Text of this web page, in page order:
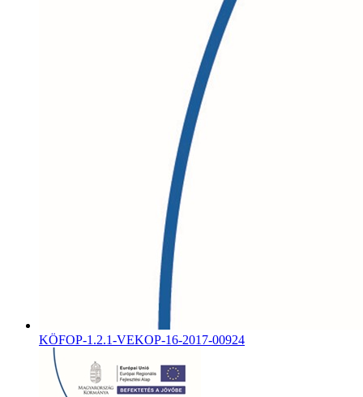
KÖFOP-1.2.1-VEKOP-16-2017-00924